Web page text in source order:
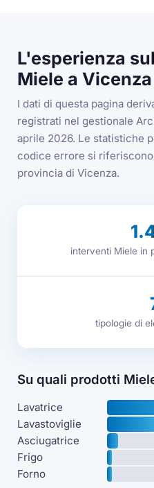
L'esperienza
Miele a Vicenza
I dati di questa pagina
registrati nel gestionale
aprile 2026. Le statistiche
codice errore si
provincia di Vicenza.
interventi Miele in
tipologie di
Su quali prodotti
Lavatrice
Lavastoviglie
Asciugatrice
Frigo
Forno